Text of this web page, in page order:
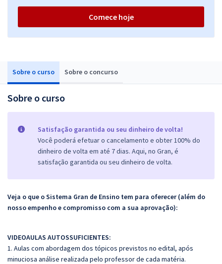
Sobre o curso Sobre o concurso
Sobre o curso
Satisfação garantida ou seu dinheiro de volta!
Você poderá efetuar o cancelamento e obter 100% do
dinheiro de volta em até 7 dias. Aqui, no Gran, é
satisfação garantida ou seu dinheiro de volta.
Veja o que o Sistema Gran de Ensino tem para oferecer (além do
nosso empenho e compromisso com a sua aprovação):
VIDEOAULAS AUTOSSUFICIENTES:
1. Aulas com abordagem dos tópicos previstos no edital, após
minuciosa análise realizada pelo professor de cada matéria.
Comece hoje